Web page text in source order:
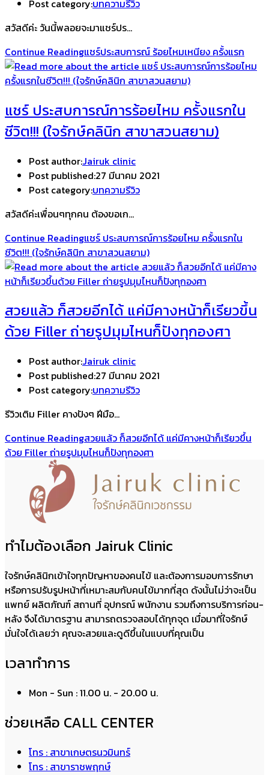
Post category:บทความรีวิว
สวัสดีค่ะ วันนี้พลอยจะมาแชร์ปร…
Continue Readingแชร์ประสบการณ์ ร้อยไหมเหนียง ครั้งแรก
แชร์ ประสบการณ์การร้อยไหม ครั้งแรกใน
ชีวิต!!! (ใจรักษ์คลินิก สาขาสวนสยาม)
Post author:Jairuk clinic
Post published:27 มีนาคม 2021
Post category:บทความรีวิว
สวัสดีค่ะเพื่อนๆทุกคน ต้องขอเก…
Continue Readingแชร์ ประสบการณ์การร้อยไหม ครั้งแรกใน
ชีวิต!!! (ใจรักษ์คลินิก สาขาสวนสยาม)
สวยแล้ว ก็สวยอีกได้ แค่มีคางหน้าก็เรียวขึ้น
ด้วย Filler ถ่ายรูปมุมไหนก็ปังทุกองศา
Post author:Jairuk clinic
Post published:27 มีนาคม 2021
Post category:บทความรีวิว
รีวิวเติม Filler คางปังๆ ฝีมือ…
Continue Readingสวยแล้ว ก็สวยอีกได้ แค่มีคางหน้าก็เรียวขึ้น
ด้วย Filler ถ่ายรูปมุมไหนก็ปังทุกองศา
ทำไมต้องเลือก Jairuk Clinic
ใจรักษ์คลินิกเข้าใจทุกปัญหาของคนไข้ และต้องการมอบการรักษา
หรือการปรับรูปหน้าที่เหมาะสมกับคนไข้มากที่สุด ดังนั้นไม่ว่าจะเป็น
แพทย์ ผลิตภัณฑ์ สถานที่ อุปกรณ์ พนักงาน รวมถึงการบริการก่อน-
หลัง จึงได้มาตรฐาน สามารถตรวจสอบได้ทุกจุด เมื่อมาที่ใจรักษ์
มั่นใจได้เลยว่า คุณจะสวยและดูดีขึ้นในแบบที่คุณเป็น
เวลาทำการ
Mon - Sun : 11.00 น. - 20.00 น.
ช่วยเหลือ CALL CENTER
โทร : สาขาเกษตรนวมินทร์
โทร : สาขาราชพฤกษ์